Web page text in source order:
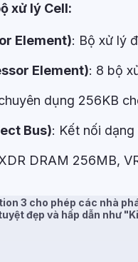
xử lý Cell:
Element): Bộ xử lý
Element): 8 bộ
dụng 256KB
Bus): Kết nối
DRAM 256MB,